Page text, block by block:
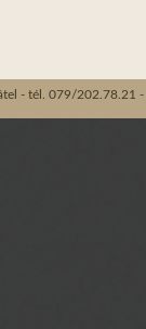
- tél. 079/202.78.21 -